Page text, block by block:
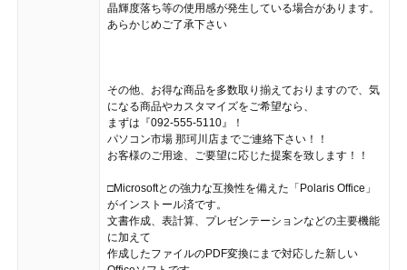
晶輝度落ち等の使用感が発生している場合があります。
あらかじめご了承下さい
その他、お得な商品を多数取り揃えておりますので、気
になる商品やカスタマイズをご希望なら、
まずは『092-555-5110』！
パソコン市場 那珂川店までご連絡下さい！！
お客様のご用途、ご要望に応じた提案を致します！！
□Microsoftとの強力な互換性を備えた「Polaris Office」
がインストール済です。
文書作成、表計算、プレゼンテーションなどの主要機能
に加えて
作成したファイルのPDF変換にまで対応した新しい